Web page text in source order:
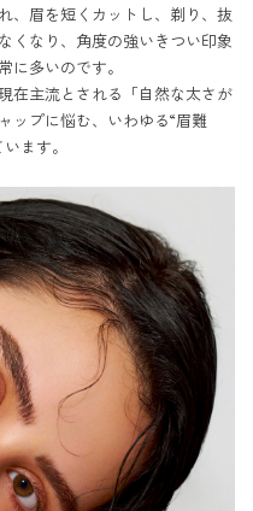
、眉を短くカットし、剃り、抜
くなり、角度の強いきつい印象
に多いのです。
在主流とされる「自然な太さが
ップに悩む、いわゆる“眉難
ます。